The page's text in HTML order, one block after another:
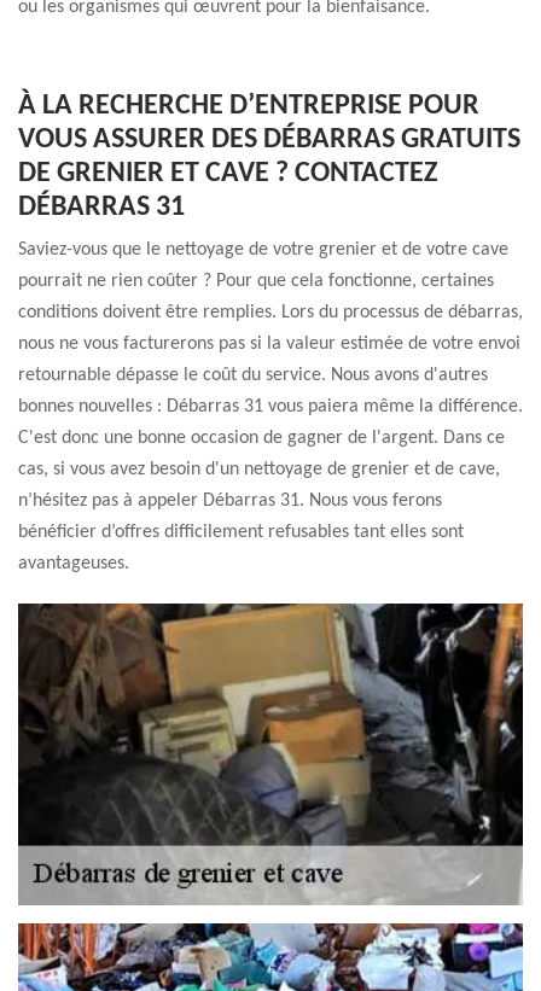
ou les organismes qui œuvrent pour la bienfaisance.
À LA RECHERCHE D’ENTREPRISE POUR
VOUS ASSURER DES DÉBARRAS GRATUITS
DE GRENIER ET CAVE ? CONTACTEZ
DÉBARRAS 31
Saviez-vous que le nettoyage de votre grenier et de votre cave
pourrait ne rien coûter ? Pour que cela fonctionne, certaines
conditions doivent être remplies. Lors du processus de débarras,
nous ne vous facturerons pas si la valeur estimée de votre envoi
retournable dépasse le coût du service. Nous avons d'autres
bonnes nouvelles : Débarras 31 vous paiera même la différence.
C'est donc une bonne occasion de gagner de l'argent. Dans ce
cas, si vous avez besoin d'un nettoyage de grenier et de cave,
n’hésitez pas à appeler Débarras 31. Nous vous ferons
bénéficier d’offres difficilement refusables tant elles sont
avantageuses.